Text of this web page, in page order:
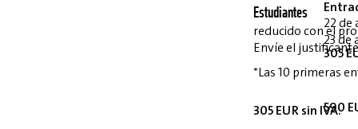
Estudiantes
reducido con el
Envíe el
*Las 10 primeras
305 EUR sin IVA.
22 de
23 de
305
590